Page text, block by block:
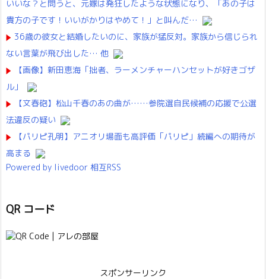
いいな？と問うと、元嫁は発狂したような状態になり、「あの子は
貴方の子です！いいがかりはやめて！」と叫んだ…
36歳の彼女と結婚したいのに、家族が猛反対。家族から信じられ
ない言葉が飛び出した… 他
【画像】新田恵海「拙者、ラーメンチャーハンセットが好きゴザ
ル」
【文春砲】松山千春のあの曲が……参院選自民候補の応援で公選
法違反の疑い
【パリピ孔明】アニオリ場面も高評価「パリピ」続編への期待が
高まる
Powered by livedoor 相互RSS
QR コード
スポンサーリンク